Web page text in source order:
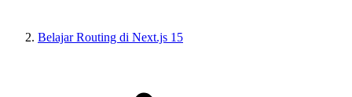
Belajar Routing di Next.js 15